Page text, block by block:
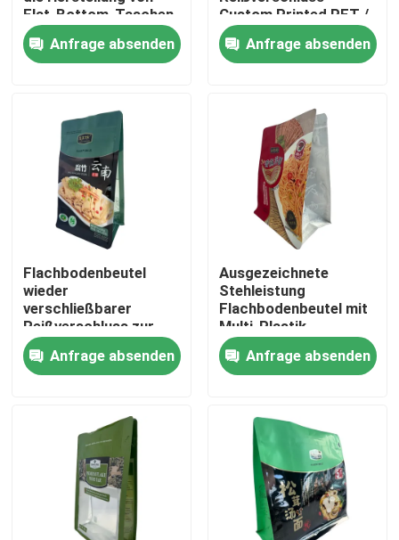
Haus
Über uns
Fabrik-Ausflug
Qualitätskontrolle
Treten Sie mit uns in Verbindung
Nachrichten
Verpacken- der Lebensmittelbeutel
Ausgussverpackungsbeutel
Flat-Bottom-Taschen
Anfrage absenden
Custom Printed PET /
VMPET / PE
Anfrage absenden
Flachbodenbeutel
wieder
verschließbarer
Reißverschluss zur
Sterilisation 90C-
100C-121C-135C
Anfrage absenden
Ausgezeichnete
Stehleistung
Flachbodenbeutel mit
Multi-Plastik
Anfrage absenden